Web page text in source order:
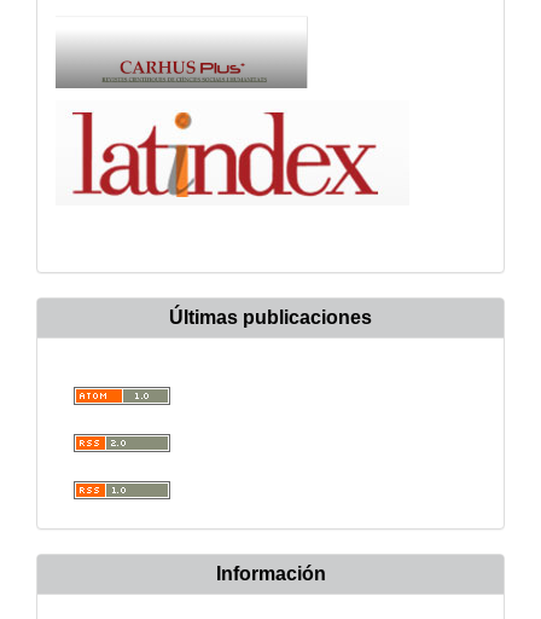
Últimas publicaciones
Información